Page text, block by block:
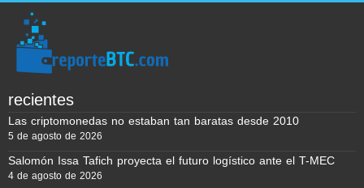
recientes
Las criptomonedas no estaban tan baratas desde 2010
5 de agosto de 2026
Salomón Issa Tafich proyecta el futuro logístico ante el T-MEC
4 de agosto de 2026